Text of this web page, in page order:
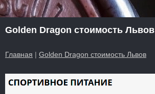
Golden Dragon стоимость Львов
Главная | Golden Dragon стоимость Львов